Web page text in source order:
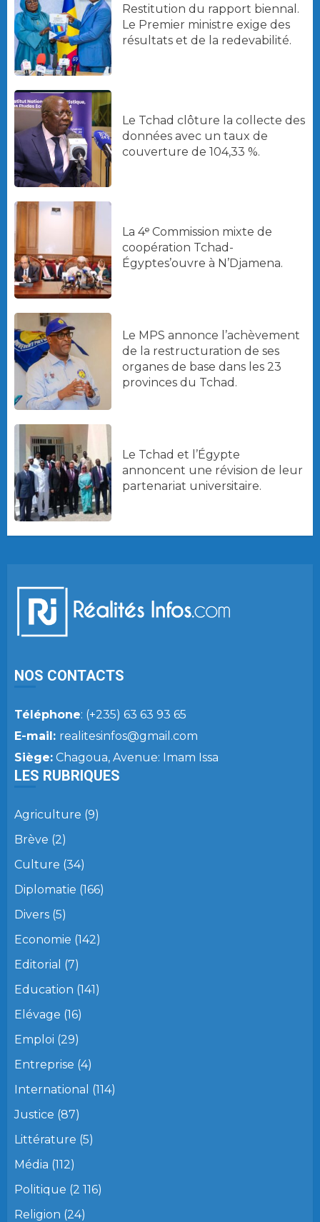
Restitution du rapport biennal.
Le Premier ministre exige des
résultats et de la redevabilité.
Le Tchad clôture la collecte des
données avec un taux de
couverture de 104,33 %.
La 4ᵉ Commission mixte de
coopération Tchad-
Égyptes’ouvre à N’Djamena.
Le MPS annonce l’achèvement
de la restructuration de ses
organes de base dans les 23
provinces du Tchad.
Le Tchad et l’Égypte
annoncent une révision de leur
partenariat universitaire.
NOS CONTACTS
Téléphone: (+235) 63 63 93 65
E-mail: realitesinfos@gmail.com
Siège: Chagoua, Avenue: Imam Issa
LES RUBRIQUES
Agriculture (9)
Brève (2)
Culture (34)
Diplomatie (166)
Divers (5)
Economie (142)
Editorial (7)
Education (141)
Elévage (16)
Emploi (29)
Entreprise (4)
International (114)
Justice (87)
Littérature (5)
Média (112)
Politique (2 116)
Religion (24)